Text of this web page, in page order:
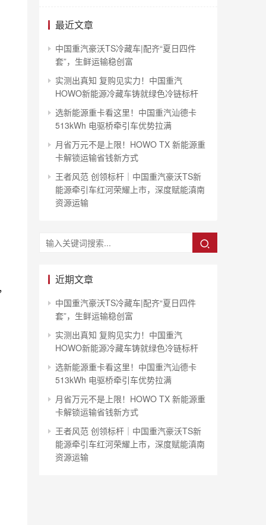
最近文章
中国重汽豪沃TS冷藏车|配齐“夏日四件
套”，生鲜运输稳创富
实测出真知 复购见实力！中国重汽
HOWO新能源冷藏车铸就绿色冷链标杆
选新能源重卡看这里！中国重汽汕德卡
513kWh 电驱桥牵引车优势拉满
月省万元不是上限！HOWO TX 新能源重
卡解锁运输省钱新方式
王者风范 创领标杆｜中国重汽豪沃TS新
能源牵引车红河荣耀上市，深度赋能滇南
资源运输
近期文章
中国重汽豪沃TS冷藏车|配齐“夏日四件
套”，生鲜运输稳创富
实测出真知 复购见实力！中国重汽
HOWO新能源冷藏车铸就绿色冷链标杆
选新能源重卡看这里！中国重汽汕德卡
513kWh 电驱桥牵引车优势拉满
月省万元不是上限！HOWO TX 新能源重
卡解锁运输省钱新方式
王者风范 创领标杆｜中国重汽豪沃TS新
能源牵引车红河荣耀上市，深度赋能滇南
资源运输